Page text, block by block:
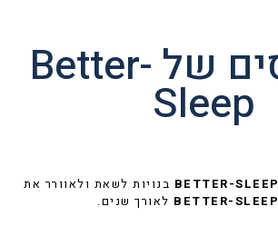
הבסיסים של Better-
Sleep
בנויות לשאת ולאוורר את
BETTER-SLEEP לאורך שנים.